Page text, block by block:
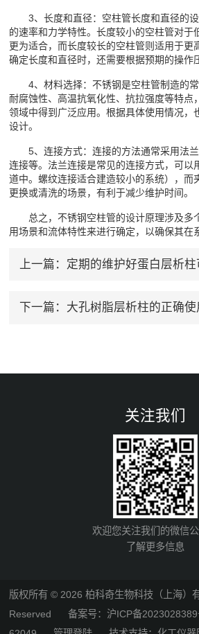
3、长度和直径：空柱管长度和直径的设
的速率和力学特性。长度较小的空柱管对于
更为适合，而长度较长的空柱管则适用于更
确定长度和直径时，还需要根据预期的操作
4、材料选择：不锈钢是空柱管制造的常
耐腐蚀性、高温抗氧化性、抗拉强度等特点
领域中得到广泛应用。根据具体使用情况，
设计。
5、连接方式：连接的方法通常采用法兰
连接等。法兰连接是常见的连接方式，可以
道中。螺纹连接适合建造较小的系统），而
更换或清洗的场景，有利于减少维护时间。
总之，不锈钢空柱管的设计原理涉及多
用场景和流体特性来进行确定，以确保其在
上一篇： 定期的维护好蛋白层析
下一篇： 大孔树脂层析柱的正确
关注我们
欢迎您关注我们的微信
了解更多信息
版权所有 © 2026 柏科奇生物科技（上海）
Reserved备案号：沪ICP备